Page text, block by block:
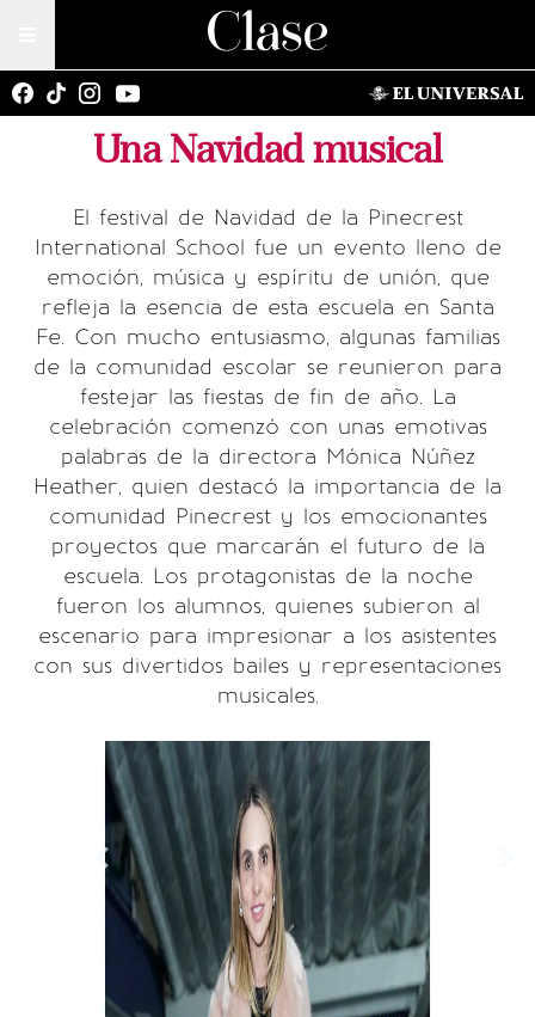
Una Navidad musical
El festival de Navidad de la Pinecrest
International School fue un evento lleno de
emoción, música y espíritu de unión, que
refleja la esencia de esta escuela en Santa
Fe. Con mucho entusiasmo, algunas familias
de la comunidad escolar se reunieron para
festejar las fiestas de fin de año. La
celebración comenzó con unas emotivas
palabras de la directora Mónica Núñez
Heather, quien destacó la importancia de la
comunidad Pinecrest y los emocionantes
proyectos que marcarán el futuro de la
escuela. Los protagonistas de la noche
fueron los alumnos, quienes subieron al
escenario para impresionar a los asistentes
con sus divertidos bailes y representaciones
musicales.